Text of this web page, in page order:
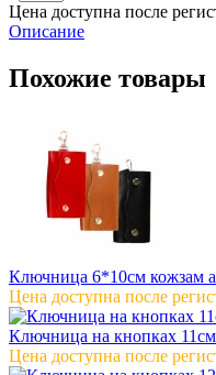
Цена доступна после
Описание
Похожие товары
Ключница 6*10см кожзам
Цена доступна после
Ключница на кнопках
Цена доступна после